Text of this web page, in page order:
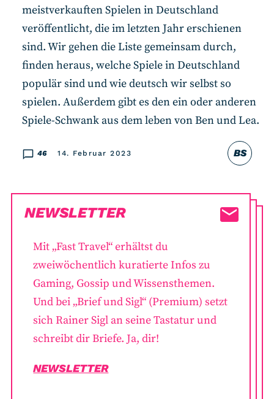
BS
46 14. Februar 2023
meistverkauften Spielen in Deutschland
veröffentlicht, die im letzten Jahr erschienen
sind. Wir gehen die Liste gemeinsam durch,
finden heraus, welche Spiele in Deutschland
populär sind und wie deutsch wir selbst so
spielen. Außerdem gibt es den ein oder anderen
Spiele-Schwank aus dem leben von Ben und Lea.
NEWSLETTER
Mit „Fast Travel“ erhältst du
zweiwöchentlich kuratierte Infos zu
Gaming, Gossip und Wissensthemen.
Und bei „Brief und Sigl“ (Premium) setzt
sich Rainer Sigl an seine Tastatur und
schreibt dir Briefe. Ja, dir!
NEWSLETTER